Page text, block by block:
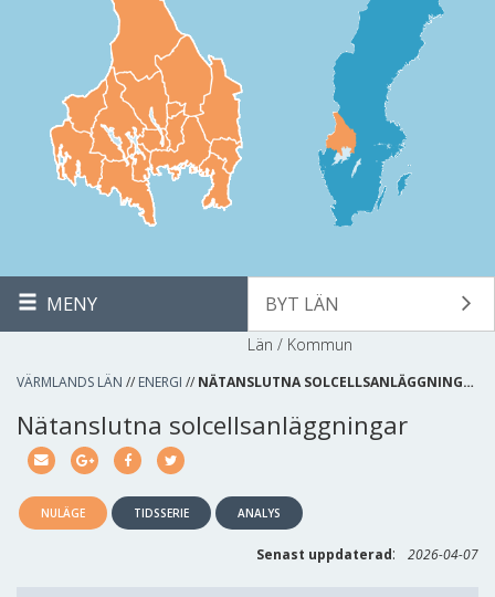
MENY BYT LÄN
Län / Kommun
VÄRMLANDS LÄN // ENERGI // NÄTANSLUTNA SOLCELLSANLÄGGNING…
Nätanslutna solcellsanläggningar
NULÄGE TIDSSERIE ANALYS
Senast uppdaterad: 2026-04-07